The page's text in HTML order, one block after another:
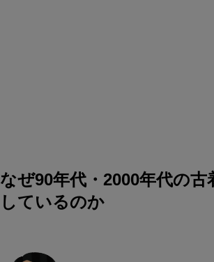
なぜ90年代・2000年代の古
しているのか